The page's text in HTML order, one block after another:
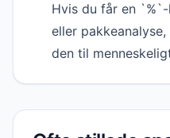
Hvis du får en
eller
den til